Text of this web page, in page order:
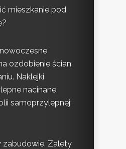
mieszkanie pod
ozdobienie ścian
Naklejki
nacinane,
samoprzylepnej:
zabudowie. Zalety